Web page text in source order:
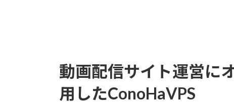
動画配信サイト運営に
用したConoHaVPS